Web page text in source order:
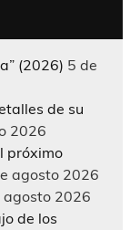
(2026) 5 de
de su
2026
próximo
agosto 2026
agosto 2026
de los